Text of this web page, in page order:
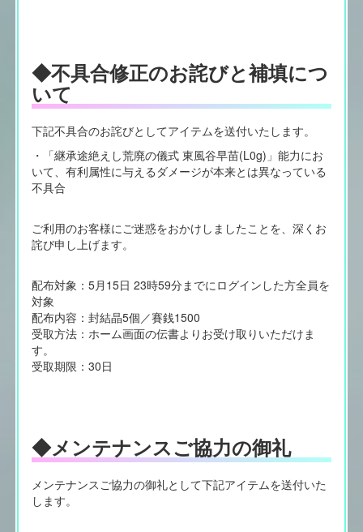
◆不具合修正のお詫びと補填につ
いて
下記不具合のお詫びとしてアイテムを送付いたします。
・「継承途絶えし荒廃の儀式 東風谷早苗(L0g)」能力にお
いて、有利属性に与えるダメージが本来とは異なっている
不具合
ご利用のお客様にご迷惑をおかけしましたことを、深くお
詫び申し上げます。
配布対象：5月15日 23時59分までにログインした方全員を
対象
配布内容：封結晶5個／賽銭1500
受取方法：ホーム画面の伝書よりお受け取りいただけま
す。
受取期限：30日
◆メンテナンスご協力の御礼
メンテナンスご協力の御礼として下記アイテムを送付いた
します。